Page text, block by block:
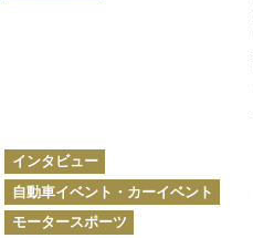
カ
テ
ゴ
リ
ー
インタビュー
自動車イベント・カーイベント
モータースポーツ